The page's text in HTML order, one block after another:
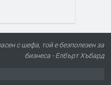
с шефа, той е безполезен за
бизнеса - Елбърт Хъбард